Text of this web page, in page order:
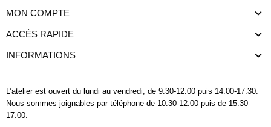
MON COMPTE
ACCÈS RAPIDE
INFORMATIONS
L’atelier est ouvert du lundi au vendredi, de 9:30-12:00 puis 14:00-17:30.
Nous sommes joignables par téléphone de 10:30-12:00 puis de 15:30-
17:00.